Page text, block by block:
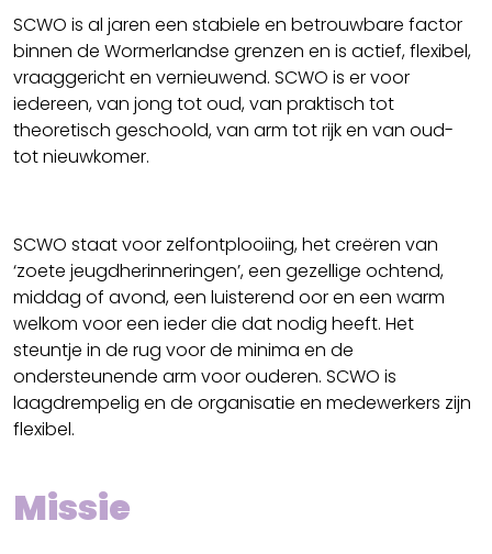
SCWO is al jaren een stabiele en betrouwbare factor
binnen de Wormerlandse grenzen en is actief, flexibel,
vraaggericht en vernieuwend. SCWO is er voor
iedereen, van jong tot oud, van praktisch tot
theoretisch geschoold, van arm tot rijk en van oud-
tot nieuwkomer.
SCWO staat voor zelfontplooiing, het creëren van
‘zoete jeugdherinneringen’, een gezellige ochtend,
middag of avond, een luisterend oor en een warm
welkom voor een ieder die dat nodig heeft. Het
steuntje in de rug voor de minima en de
ondersteunende arm voor ouderen. SCWO is
laagdrempelig en de organisatie en medewerkers zijn
flexibel.
Missie